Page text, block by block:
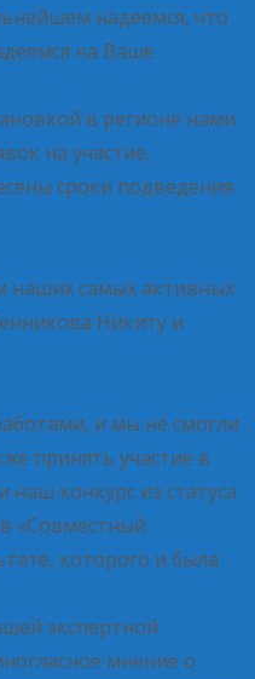
надеемся, что
на Ваше
в регионе нами
на участие,
сроки подведения
наших самых активных
Никиту и
и мы не смогли
принять участие в
наш конкурс из статуса
«Совместный
которого и была
экспертной
мнение о